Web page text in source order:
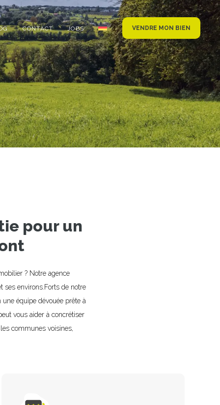
CONTACT JOBS VENDRE MON BIEN
pour un
? Notre agence
ses environs.Forts de notre
équipe dévouée prête à
vous aider à concrétiser
communes voisines,